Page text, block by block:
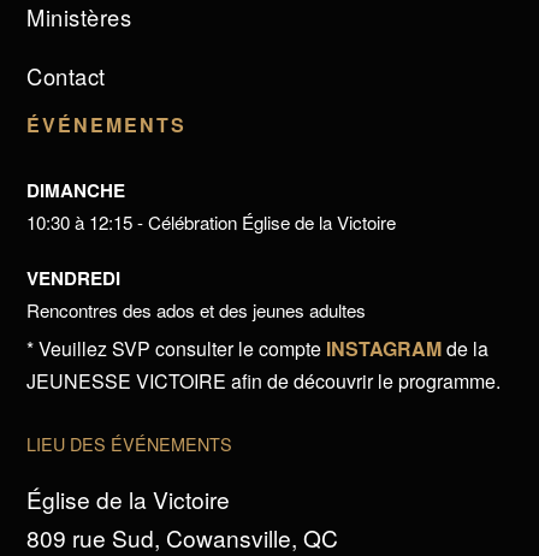
Ministères
Contact
ÉVÉNEMENTS
DIMANCHE
10:30 à 12:15 - Célébration Église de la Victoire
VENDREDI
Rencontres des ados et des jeunes adultes
* Veuillez SVP consulter le compte INSTAGRAMde la
JEUNESSE VICTOIRE afin de découvrir le programme.
LIEU DES ÉVÉNEMENTS
Église de la Victoire
809 rue Sud, Cowansville, QC